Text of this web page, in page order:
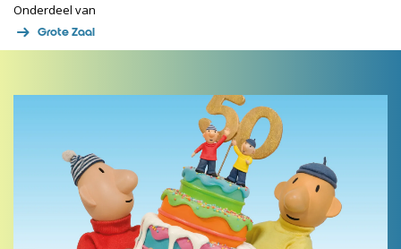
Onderdeel van
Grote Zaal